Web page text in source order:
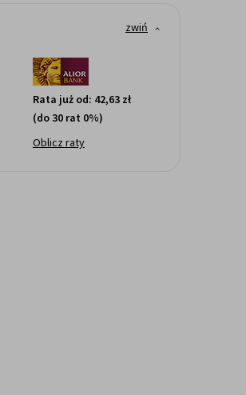
zwiń
Rata już od: 42,63 zł
(do 30 rat 0%)
Oblicz raty